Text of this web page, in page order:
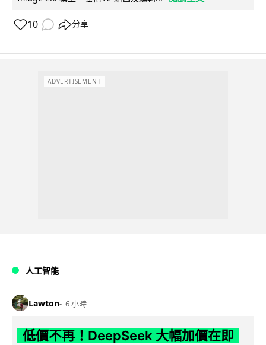
10 分享
ADVERTISEMENT
人工智能
Lawton 6 小時
低價不再！DeepSeek 大幅加價在即